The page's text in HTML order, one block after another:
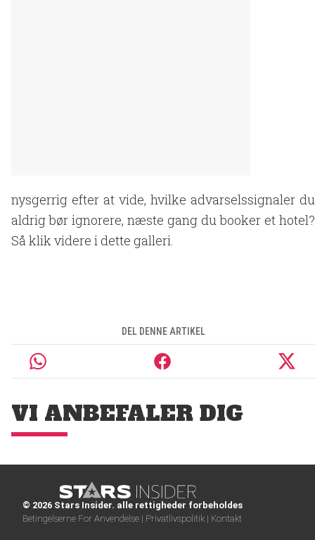
nysgerrig efter at vide, hvilke advarselssignaler du
aldrig bør ignorere, næste gang du booker et hotel?
Så klik videre i dette galleri.
DEL DENNE ARTIKEL
VI ANBEFALER DIG
© 2026 Stars Insider. alle rettigheder forbeholdes
Betingelserne For Anvendelse | Privatlivspolitik | Kontakt